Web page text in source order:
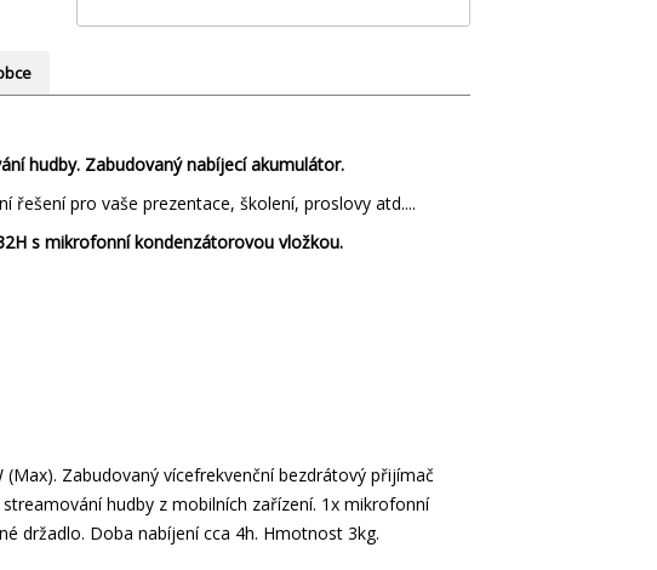
hudby. Zabudovaný nabíjecí akumulátor.
řešení pro vaše prezentace, školení, proslovy atd....
s mikrofonní kondenzátorovou vložkou.
Zabudovaný vícefrekvenční bezdrátový přijímač
hudby z mobilních zařízení. 1x mikrofonní
držadlo. Doba nabíjení cca 4h. Hmotnost 3kg.